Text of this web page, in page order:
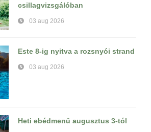
csillagvizsgálóban
03 aug 2026
Este 8-ig nyitva a rozsnyói strand
03 aug 2026
Heti ebédmenü augusztus 3-tól